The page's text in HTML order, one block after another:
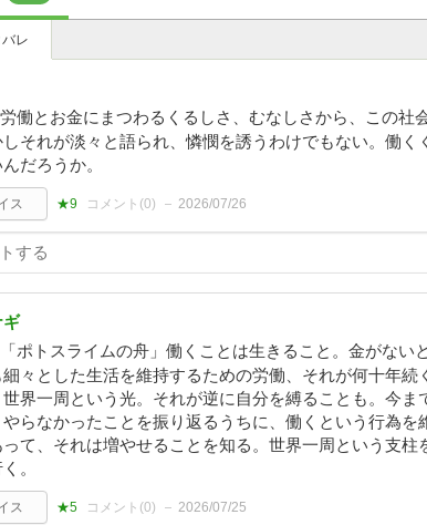
レ
労働とお金にまつわるくるしさ、むなしさから、この社
それが淡々と語られ、憐憫を誘うわけでもない。働く
だろうか。
ス ★9 コメント(0) 2026/07/26
ギ
「ポトスライムの舟」働くことは生きること。金がない
細々とした生活を維持するための労働、それが何十年続
世界一周という光。それが逆に自分を縛ることも。今ま
らなかったことを振り返るうちに、働くという行為を
って、それは増やせることを知る。世界一周という支柱
。
ス ★5 コメント(0) 2026/07/25